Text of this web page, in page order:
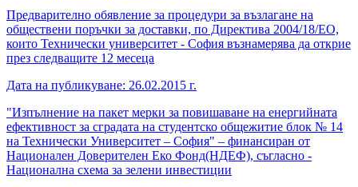
Предварително обявление за процедури за възлагане на
обществени поръчки за доставки, по Директива 2004/18/ЕО,
които Технически университет - София възнамерява да открие
през следващите 12 месеца
Дата на публикуване: 26.02.2015 г.
"Изпълнение на пакет мерки за повишаване на енергийната
ефективност за сградата на студентско общежитие блок № 14
на Технически Университет – София" – финансиран от
Национален Доверителен Еко Фонд(НДЕФ), съгласно -
Национална схема за зелени инвестиции